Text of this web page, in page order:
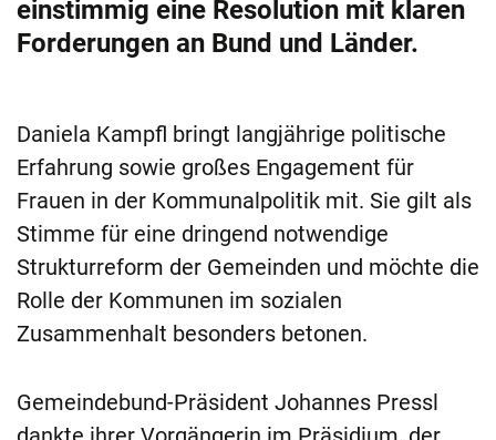
einstimmig eine Resolution mit klaren
Forderungen an Bund und Länder.
Daniela Kampfl bringt langjährige politische
Erfahrung sowie großes Engagement für
Frauen in der Kommunalpolitik mit. Sie gilt als
Stimme für eine dringend notwendige
Strukturreform der Gemeinden und möchte die
Rolle der Kommunen im sozialen
Zusammenhalt besonders betonen.
Gemeindebund-Präsident Johannes Pressl